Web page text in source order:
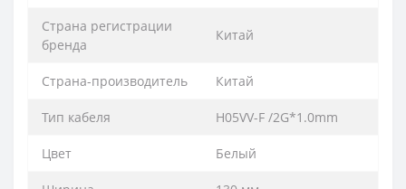
Страна регистрации
бренда
Китай
Страна-производитель Китай
Тип кабеля H05VV-F /2G*1.0mm
Цвет Белый